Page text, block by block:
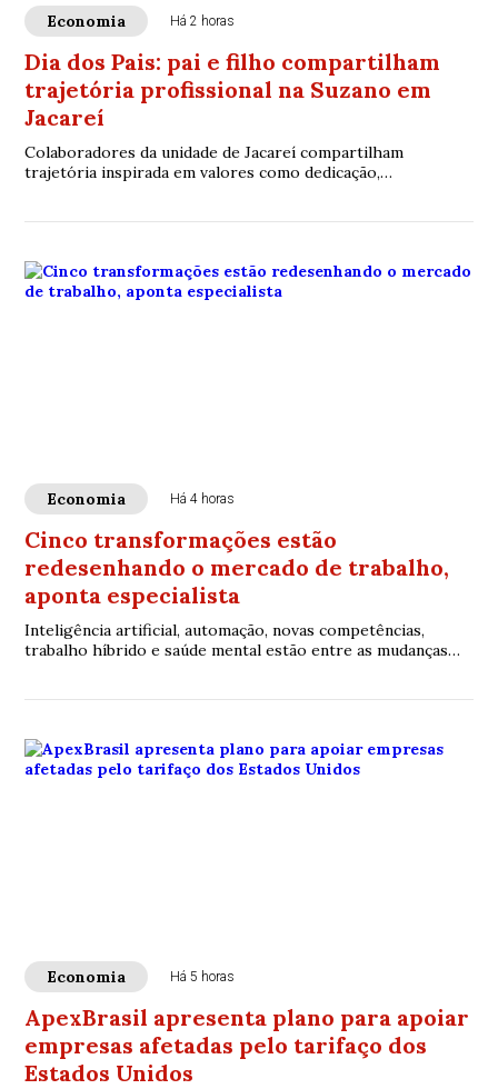
Economia Há 2 horas
Dia dos Pais: pai e filho compartilham
trajetória profissional na Suzano em
Jacareí
Colaboradores da unidade de Jacareí compartilham
trajetória inspirada em valores como dedicação,
Economia Há 4 horas
Cinco transformações estão
redesenhando o mercado de trabalho,
aponta especialista
Inteligência artificial, automação, novas competências,
trabalho híbrido e saúde mental estão entre as mudanças
Economia Há 5 horas
ApexBrasil apresenta plano para apoiar
empresas afetadas pelo tarifaço dos
Estados Unidos